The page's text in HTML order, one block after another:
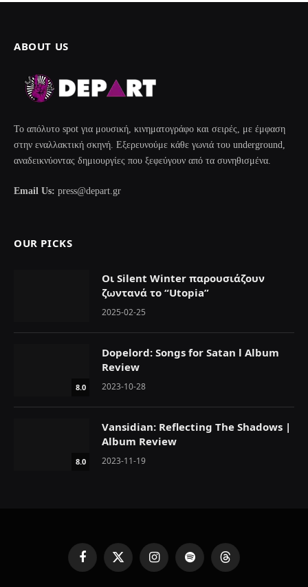
ABOUT US
Το απόλυτο spot για μουσική, κινηματογράφο και σειρές, με έμφαση
στην εναλλακτική σκηνή. Εξερευνούμε κάθε γωνιά του underground,
αναδεικνύοντας δημιουργίες που ξεφεύγουν από τα συνηθισμένα.
Email Us: press@depart.gr
OUR PICKS
Οι Silent Winter παρουσιάζουν
ζωντανά το “Utopia”
2025-02-25
8.0
Dopelord: Songs for Satan l Album
Review
2023-10-28
8.0
Vansidian: Reflecting The Shadows |
Album Review
2023-11-19
F
X
I
S
T